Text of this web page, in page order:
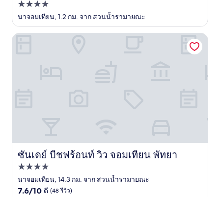
ที่พัก
4.0
ดาว
นาจอมเทียน, 1.2 กม. จาก สวนน้ำรามายณะ
ซันเดย์ บีชฟร้อนท์ วิว จอมเทียน พัทยา
ซันเดย์ บีชฟร้อนท์ วิว จอมเทียน พัทยา
ที่พัก
4.0
ดาว
นาจอมเทียน, 14.3 กม. จาก สวนน้ำรามายณะ
7.6
7.6/10 ดี (48 รีวิว)
ซันเดย์ บีชฟร้อนท์ วิว จอมเทียน พัทยา